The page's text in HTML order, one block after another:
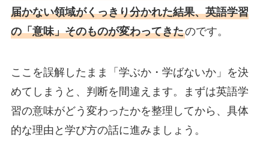
届かない領域がくっきり分かれた結果、英語学習
の「意味」そのものが変わってきたのです。
ここを誤解したまま「学ぶか・学ばないか」を決
めてしまうと、判断を間違えます。まずは英語学
習の意味がどう変わったかを整理してから、具体
的な理由と学び方の話に進みましょう。